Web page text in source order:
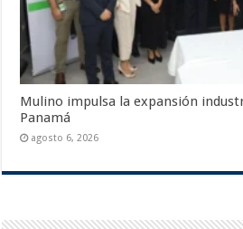
Mulino impulsa la expansión
Panamá
agosto 6, 2026